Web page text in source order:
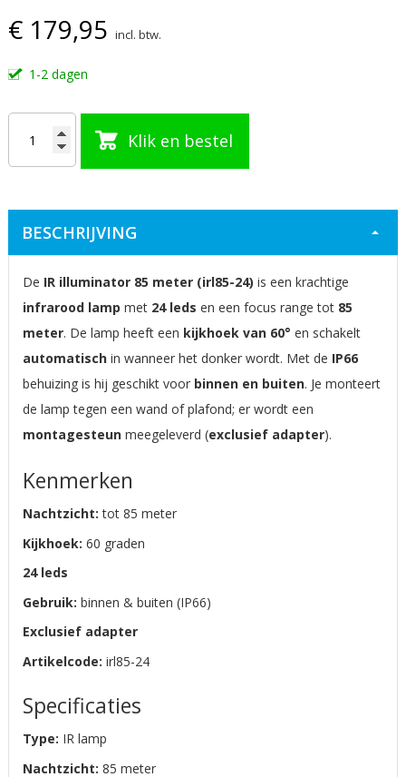
van
de
afbeeldingen-
€ 179,95 incl. btw.
1-2 dagen
Klik en bestel
BESCHRIJVING
De IR illuminator 85 meter (irl85-24) is een krachtige
infrarood lamp met 24 leds en een focus range tot 85
meter. De lamp heeft een kijkhoek van 60° en schakelt
automatischin wanneer het donker wordt. Met de IP66
behuizing is hij geschikt voor binnen en buiten. Je monteert
de lamp tegen een wand of plafond; er wordt een
montagesteunmeegeleverd (exclusief adapter).
Kenmerken
Nachtzicht: tot 85 meter
Kijkhoek: 60 graden
24 leds
Gebruik: binnen & buiten (IP66)
Exclusief adapter
Artikelcode: irl85-24
Specificaties
Type: IR lamp
Nachtzicht: 85 meter